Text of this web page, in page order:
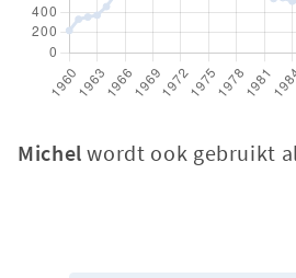
Michel wordt ook gebruikt